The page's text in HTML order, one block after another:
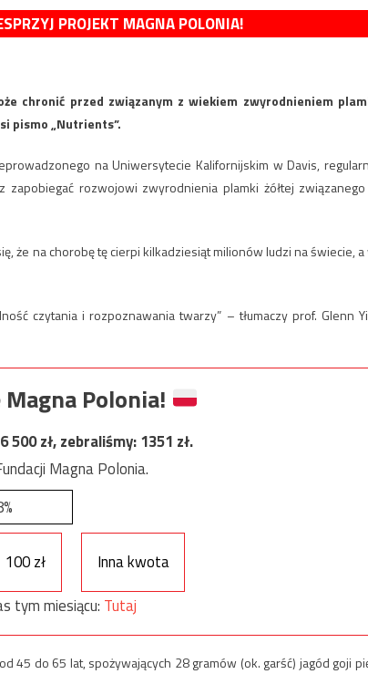
PROJEKT MAGNA POLONIA!
chronić przed związanym z wiekiem zwyrodnieniem
pismo „Nutrients”.
na Uniwersytecie Kalifornijskim w Davis,
rozwojowi zwyrodnienia plamki żółtej
że na chorobę tę cierpi kilkadziesiąt milionów ludzi na świecie, a
czytania i rozpoznawania twarzy” – tłumaczy prof. Glenn
Polonia!
500zł, zebraliśmy:1351 zł.
Magna Polonia.
100 zł
Inna kwota
tym miesiącu: Tutaj
45 do 65 lat, spożywających 28 gramów (ok. garść) jagód goji